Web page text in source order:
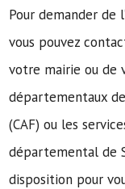
Pour demander de l’
vous pouvez
votre mairie ou de
départementaux
(CAF) ou les
départemental de
disposition pour